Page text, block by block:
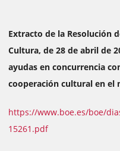
Extracto de la Resolución
Cultura, de 28 de abril de
ayudas en concurrencia
cooperación cultural en el
https://www.boe.es/boe/
15261.pdf